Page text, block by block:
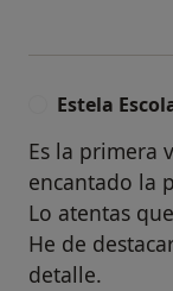
Estela
Es la primera
encantado la
Lo atentas
He de
detalle.